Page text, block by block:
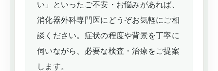
い」といったご不安・お悩みがあれば、
消化器外科専門医にどうぞお気軽にご相
談ください。症状の程度や背景を丁寧に
伺いながら、必要な検査・治療をご提案
します。